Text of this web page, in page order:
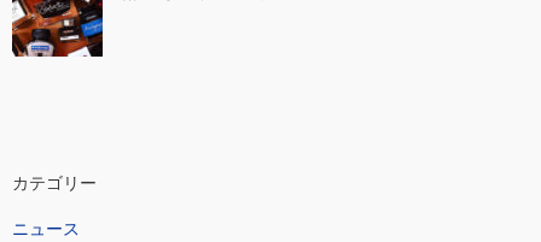
カテゴリー
ニュース